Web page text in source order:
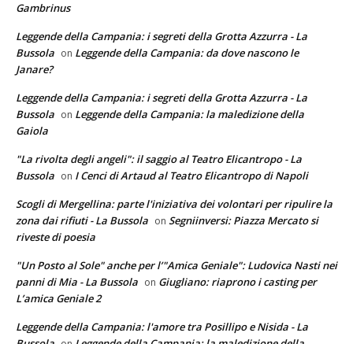
Gambrinus
Leggende della Campania: i segreti della Grotta Azzurra - La
Bussola on Leggende della Campania: da dove nascono le
Janare?
Leggende della Campania: i segreti della Grotta Azzurra - La
Bussola on Leggende della Campania: la maledizione della
Gaiola
"La rivolta degli angeli": il saggio al Teatro Elicantropo - La
Bussola on I Cenci di Artaud al Teatro Elicantropo di Napoli
Scogli di Mergellina: parte l'iniziativa dei volontari per ripulire la
zona dai rifiuti - La Bussola on Segniinversi: Piazza Mercato si
riveste di poesia
"Un Posto al Sole" anche per l’"Amica Geniale": Ludovica Nasti nei
panni di Mia - La Bussola on Giugliano: riaprono i casting per
L’amica Geniale 2
Leggende della Campania: l'amore tra Posillipo e Nisida - La